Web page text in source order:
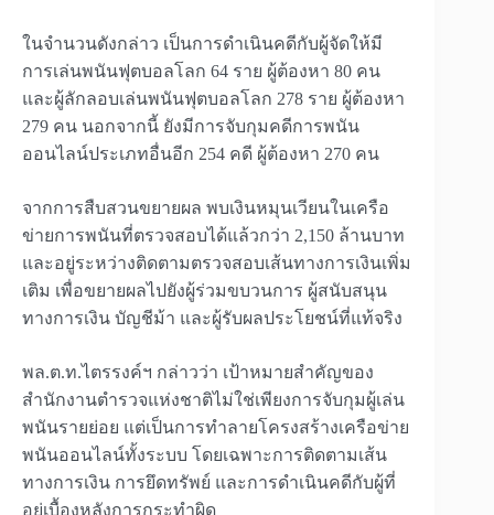
ในจำนวนดังกล่าว เป็นการดำเนินคดีกับผู้จัดให้มี
การเล่นพนันฟุตบอลโลก 64 ราย ผู้ต้องหา 80 คน
และผู้ลักลอบเล่นพนันฟุตบอลโลก 278 ราย ผู้ต้องหา
279 คน นอกจากนี้ ยังมีการจับกุมคดีการพนัน
ออนไลน์ประเภทอื่นอีก 254 คดี ผู้ต้องหา 270 คน
จากการสืบสวนขยายผล พบเงินหมุนเวียนในเครือ
ข่ายการพนันที่ตรวจสอบได้แล้วกว่า 2,150 ล้านบาท
และอยู่ระหว่างติดตามตรวจสอบเส้นทางการเงินเพิ่ม
เติม เพื่อขยายผลไปยังผู้ร่วมขบวนการ ผู้สนับสนุน
ทางการเงิน บัญชีม้า และผู้รับผลประโยชน์ที่แท้จริง
พล.ต.ท.ไตรรงค์ฯ กล่าวว่า เป้าหมายสำคัญของ
สำนักงานตำรวจแห่งชาติไม่ใช่เพียงการจับกุมผู้เล่น
พนันรายย่อย แต่เป็นการทำลายโครงสร้างเครือข่าย
พนันออนไลน์ทั้งระบบ โดยเฉพาะการติดตามเส้น
ทางการเงิน การยึดทรัพย์ และการดำเนินคดีกับผู้ที่
อยู่เบื้องหลังการกระทำผิด